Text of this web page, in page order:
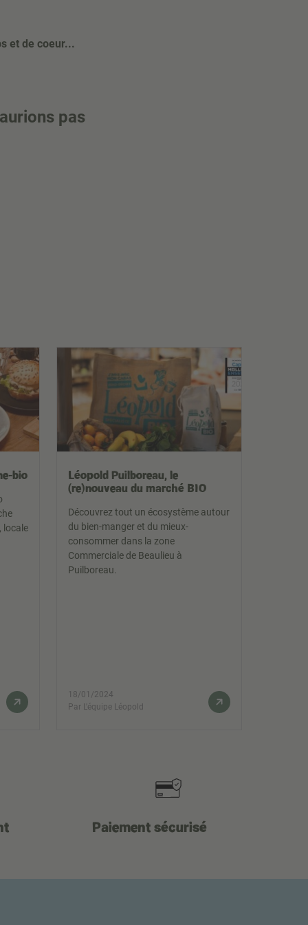
et de coeur...
pas
bio
locale
Léopold Puilboreau, le
(re)nouveau du marché BIO
Découvrez tout un écosystème autour
du bien-manger et du mieux-
consommer dans la zone
Commerciale de Beaulieu à
Puilboreau.
18/01/2024
Par L'équipe Léopold
Paiement sécurisé